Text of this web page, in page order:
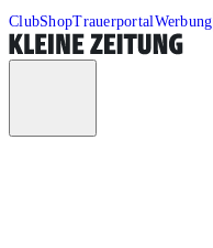
ClubShopTrauerportalWerbung